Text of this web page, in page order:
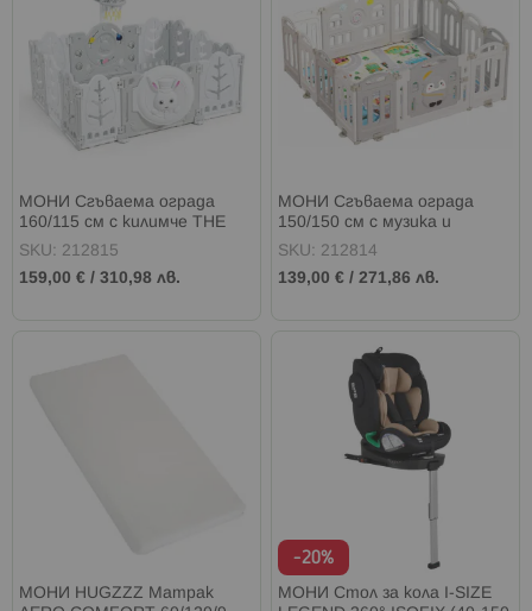
МОНИ Сгъваема ограда
160/115 см с килимче THE
WHITE RABBIT
SKU: 212815
159,00 € / 310,98 лв.
МОНИ Сгъваема ограда
150/150 см с музика и
килимче PENGUIN
SKU: 212814
139,00 € /271,86 лв.
МОНИ HUGZZZ Матрак
-20%
МОНИ Стол за кола I-SIZE